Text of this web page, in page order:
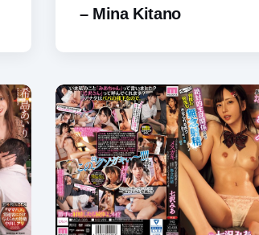
– Mina Kitano